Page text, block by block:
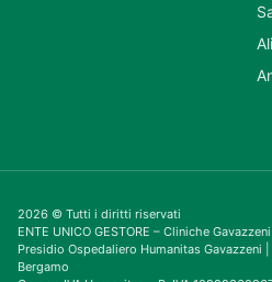
2026 © Tutti i diritti riservati
ENTE UNICO GESTORE – Cliniche
Presidio Ospedaliero Humanitas Gavazzeni
Bergamo